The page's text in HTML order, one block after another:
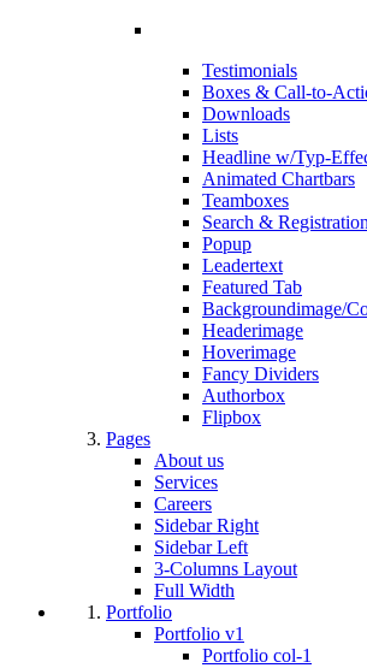
Testimonials
Boxes & Call-to-
Downloads
Lists
Headline w/Typ-
Animated Chartbars
Teamboxes
Search & Registration
Popup
Leadertext
Featured Tab
Backgroundimage/
Headerimage
Hoverimage
Fancy Dividers
Authorbox
Flipbox
Pages
About us
Services
Careers
Sidebar Right
Sidebar Left
3-Columns Layout
Full Width
Portfolio
Portfolio v1
Portfolio col-1